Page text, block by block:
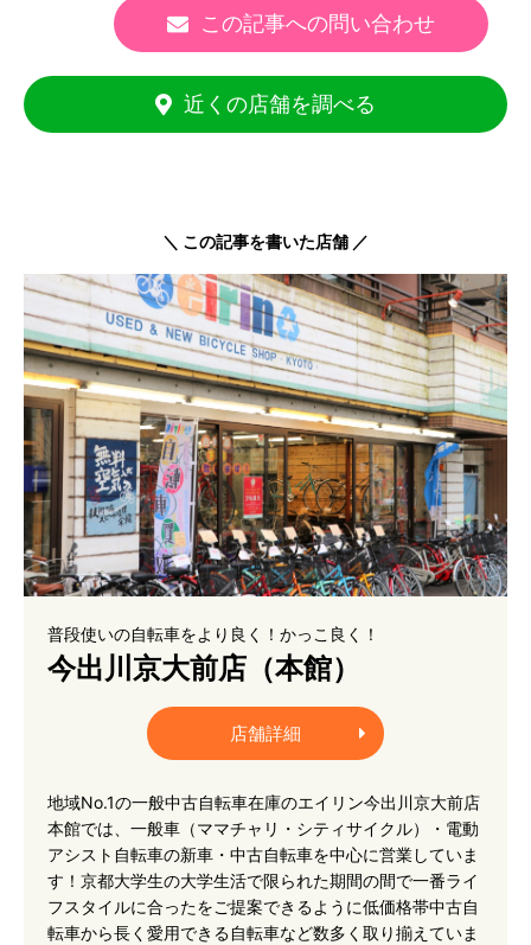
この記事への問い合わせ
近くの店舗を調べる
＼ この記事を書いた店舗 ／
普段使いの自転車をより良く！かっこ良く！
今出川京大前店（本館）
店舗詳細
地域No.1の一般中古自転車在庫のエイリン今出川京大前店
本館では、一般車（ママチャリ・シティサイクル）・電動
アシスト自転車の新車・中古自転車を中心に営業していま
す！京都大学生の大学生活で限られた期間の間で一番ライ
フスタイルに合ったをご提案できるように低価格帯中古自
転車から長く愛用できる自転車など数多く取り揃えていま